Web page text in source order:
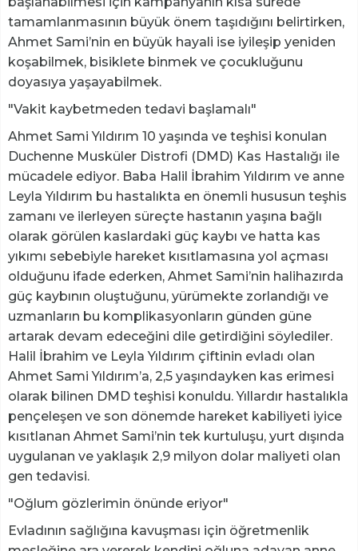
tamamlanmasının büyük önem taşıdığını belirtirken,
Ahmet Sami’nin en büyük hayali ise iyileşip yeniden
koşabilmek, bisiklete binmek ve çocukluğunu
doyasıya yaşayabilmek.
"Vakit kaybetmeden tedavi başlamalı"
Ahmet Sami Yıldırım 10 yaşında ve teşhisi konulan
Duchenne Musküler Distrofi (DMD) Kas Hastalığı ile
mücadele ediyor. Baba Halil İbrahim Yıldırım ve anne
Leyla Yıldırım bu hastalıkta en önemli hususun teşhis
zamanı ve ilerleyen süreçte hastanın yaşına bağlı
olarak görülen kaslardaki güç kaybı ve hatta kas
yıkımı sebebiyle hareket kısıtlamasına yol açması
olduğunu ifade ederken, Ahmet Sami’nin halihazırda
güç kaybının oluştuğunu, yürümekte zorlandığı ve
uzmanların bu komplikasyonların günden güne
artarak devam edeceğini dile getirdiğini söylediler.
Halil İbrahim ve Leyla Yıldırım çiftinin evladı olan
Ahmet Sami Yıldırım’a, 2,5 yaşındayken kas erimesi
olarak bilinen DMD teşhisi konuldu. Yıllardır hastalıkla
pençeleşen ve son dönemde hareket kabiliyeti iyice
kısıtlanan Ahmet Sami’nin tek kurtuluşu, yurt dışında
uygulanan ve yaklaşık 2,9 milyon dolar maliyeti olan
gen tedavisi.
"Oğlum gözlerimin önünde eriyor"
Evladının sağlığına kavuşması için öğretmenlik